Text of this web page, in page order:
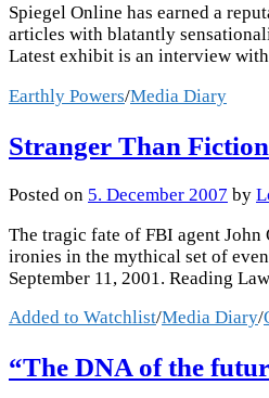
Spiegel Online has earned a
articles with blatantly
Latest exhibit is an interview
Earthly Powers/Media Diary
Stranger Than Fiction
Posted on 5. December 2007 by
The tragic fate of FBI agent
ironies in the mythical set of
September 11, 2001. Reading
Added to Watchlist/Media Diary/
“The DNA of the